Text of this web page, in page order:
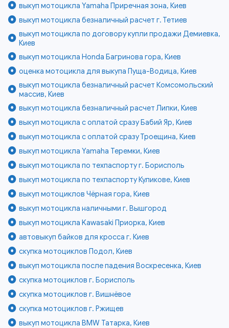
выкуп мотоцикла Yamaha Приречная зона, Киев
выкуп мотоцикла безналичный расчет г. Тетиев
выкуп мотоцикла по договору купли продажи Демиевка,
Киев
выкуп мотоцикла Honda Багринова гора, Киев
оценка мотоцикла для выкупа Пуща-Водица, Киев
выкуп мотоцикла безналичный расчет Комсомольский
массив, Киев
выкуп мотоцикла безналичный расчет Липки, Киев
выкуп мотоцикла с оплатой сразу Бабий Яр, Киев
выкуп мотоцикла с оплатой сразу Троещина, Киев
выкуп мотоцикла Yamaha Теремки, Киев
выкуп мотоцикла по техпаспорту г. Борисполь
выкуп мотоцикла по техпаспорту Куликове, Киев
выкуп мотоциклов Чёрная гора, Киев
выкуп мотоцикла наличными г. Вышгород
выкуп мотоцикла Kawasaki Приорка, Киев
автовыкуп байков для кросса г. Киев
скупка мотоциклов Подол, Киев
выкуп мотоцикла после падения Воскресенка, Киев
скупка мотоциклов г. Борисполь
скупка мотоциклов г. Вишнёвое
скупка мотоциклов г. Ржищев
выкуп мотоцикла BMW Татарка, Киев